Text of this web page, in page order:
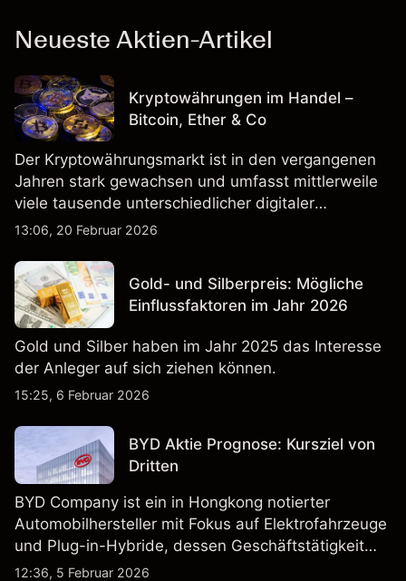
Neueste Aktien-Artikel
Kryptowährungen im Handel –
Bitcoin, Ether & Co
Der Kryptowährungsmarkt ist in den vergangenen
Jahren stark gewachsen und umfasst mittlerweile
viele tausende unterschiedlicher digitaler
Währungen.
13:06, 20 Februar 2026
Gold- und Silberpreis: Mögliche
Einflussfaktoren im Jahr 2026
Gold und Silber haben im Jahr 2025 das Interesse
der Anleger auf sich ziehen können.
15:25, 6 Februar 2026
BYD Aktie Prognose: Kursziel von
Dritten
BYD Company ist ein in Hongkong notierter
Automobilhersteller mit Fokus auf Elektrofahrzeuge
und Plug-in-Hybride, dessen Geschäftstätigkeit
Fahrzeugproduktion, Batterien und verwandte
12:36, 5 Februar 2026